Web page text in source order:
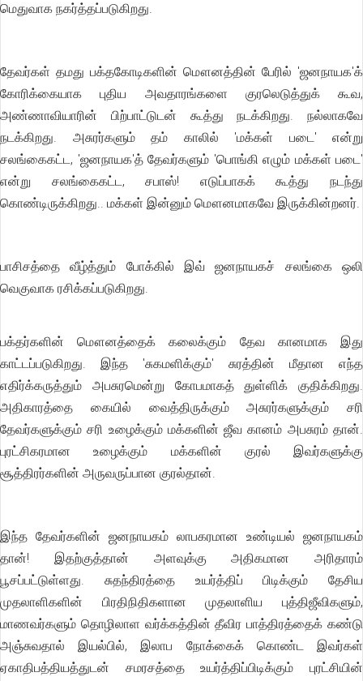
மெதுவாக நகர்த்தப்படுகிறது.
தேவர்கள் தமது பக்தகோடிகளின் மௌனத்தின் பேரில் 'ஜனநாயக'க்
கோரிக்கையாக புதிய அவதாரங்களை குரலெடுத்துக் கூவ,
அண்ணாவியாரின் பிற்பாட்டுடன் கூத்து நடக்கிறது. நல்லாகவே
நடக்கிறது. அசுரர்களும் தம் காலில் 'மக்கள் படை' என்று
சலங்கைகட்ட, 'ஜனநாயக'த் தேவர்களும் 'பொங்கி எழும் மக்கள் படை'
என்று சலங்கைகட்ட, சபாஸ்! எடுப்பாகக் கூத்து நடந்து
கொண்டிருக்கிறது.. மக்கள் இன்னும் மௌனமாகவே இருக்கின்றனர்.
பாசிசத்தை வீழ்த்தும் போக்கில் இவ் ஜனநாயகச் சலங்கை ஒலி
வெகுவாக ரசிக்கப்படுகிறது.
பக்தர்களின் மௌனத்தைக் கலைக்கும் தேவ கானமாக இது
காட்டப்படுகிறது. இந்த 'சுகமளிக்கும்' சுரத்தின் மீதான எந்த
எதிர்க்கருத்தும் அபசுரமென்று கோபமாகத் துள்ளிக் குதிக்கிறது.
அதிகாரத்தை கையில் வைத்திருக்கும் அசுரர்களுக்கும் சரி
தேவர்களுக்கும் சரி உழைக்கும் மக்களின் ஜீவ கானம் அபசுரம் தான்.
புரட்சிகரமான உழைக்கும் மக்களின் குரல் இவர்களுக்கு
சூத்திரர்களின் அருவருப்பான குரல்தான்.
இந்த தேவர்களின் ஜனநாயகம் லாபகரமான உண்டியல் ஜனநாயகம்
தான்! இதற்குத்தான் அளவுக்கு அதிகமான அரிதாரம்
பூசப்பட்டுள்ளது. சுதந்திரத்தை உயர்த்திப் பிடிக்கும் தேசிய
முதலாளிகளின் பிரதிநிதிகளான முதலாளிய புத்திஜீவிகளும்,
மாணவர்களும் தொழிலாள வர்க்கத்தின் தீவிர பாத்திரத்தைக் கண்டு
அஞ்சுவதால் இயல்பில், இலாப நோக்கைக் கொண்ட இவர்கள்
ஏகாதிபத்தியத்துடன் சமரசத்தை உயர்த்திப்பிடிக்கும் புரட்சியின்